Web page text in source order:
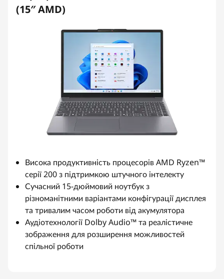
(15″ AMD)
Висока продуктивність процесорів AMD Ryzen™
серії 200 з підтримкою штучного інтелекту
Сучасний 15-дюймовий ноутбук з
різноманітними варіантами конфігурації дисплея
та тривалим часом роботи від акумулятора
Аудіотехнології Dolby Audio™ та реалістичне
зображення для розширення можливостей
спільної роботи